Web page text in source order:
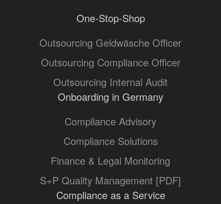
One-Stop-Shop
Outsourcing Geldwäsche Officer
Outsourcing Compliance Officer
Outsourcing Internal Audit
Onboarding in Germany
Compliance Advisory
Compliance Solutions
Finance & Legal Monitoring
S+P Quality Management [PDF]
Compliance as a Service